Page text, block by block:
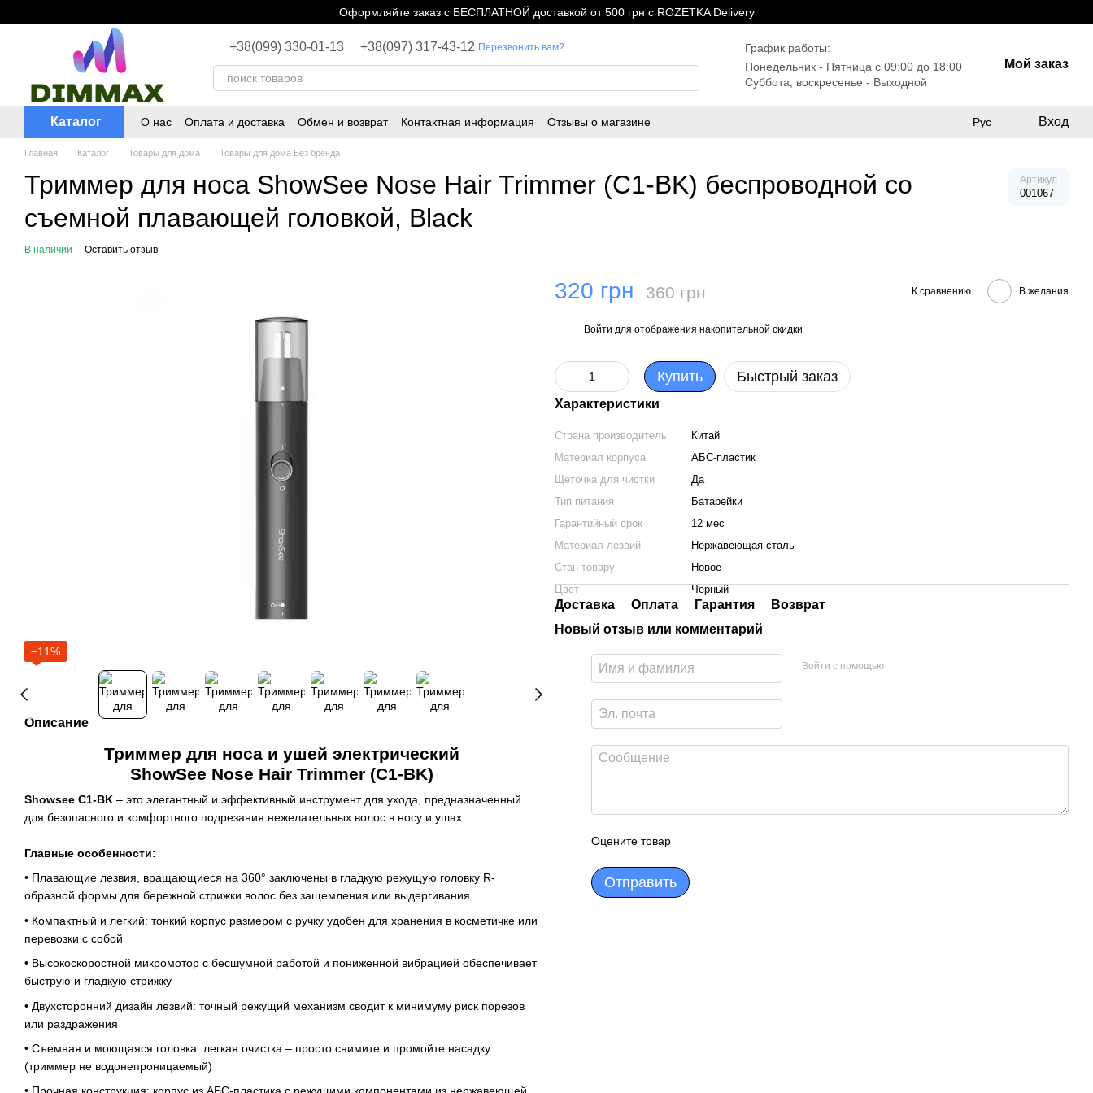
Оформляйте заказ с БЕСПЛАТНОЙ доставкой от 500 грн с ROZETKA Delivery
+38(099) 330-01-13 +38(097) 317-43-12 Перезвонить вам?
График работы:
Понедельник - Пятница с 09:00 до 18:00
Суббота, воскресенье - Выходной
Мой заказ
Каталог О нас Оплата и доставка Обмен и возврат Контактная информация Отзывы о магазине Рус Вход
Главная Каталог Товары для дома Товары для дома Без бренда
Триммер для носа ShowSee Nose Hair Trimmer (C1-BK) беспроводной со
съемной плавающей головкой, Black
Артикул
001067
В наличии Оставить отзыв
−11%
Описание
Триммер для носа и ушей электрический
ShowSee Nose Hair Trimmer (C1-BK)
Showsee C1‑BK – это элегантный и эффективный инструмент для ухода, предназначенный
для безопасного и комфортного подрезания нежелательных волос в носу и ушах.
Главные особенности:
• Плавающие лезвия, вращающиеся на 360° заключены в гладкую режущую головку R-
образной формы для бережной стрижки волос без защемления или выдергивания
• Компактный и легкий: тонкий корпус размером с ручку удобен для хранения в косметичке или
перевозки с собой
• Высокоскоростной микромотор с бесшумной работой и пониженной вибрацией обеспечивает
быструю и гладкую стрижку
• Двухсторонний дизайн лезвий: точный режущий механизм сводит к минимуму риск порезов
или раздражения
• Съемная и моющаяся головка: легкая очистка – просто снимите и промойте насадку
(триммер не водонепроницаемый)
320 грн 360 грн К сравнению В желания
Войти для отображения накопительной скидки
Купить Быстрый заказ
Характеристики
Страна производитель
Китай
Материал корпуса
АБС-пластик
Щеточка для чистки
Да
Тип питания
Батарейки
Гарантийный срок
12 мес
Материал лезвий
Нержавеющая сталь
Стан товару
Новое
Цвет
Черный
Доставка Оплата Гарантия
Возврат
Новый отзыв или комментарий
Войти с помощью
Оцените товар
Отправить